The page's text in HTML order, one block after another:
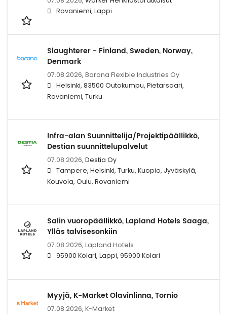
Rovaniemi, Lappi
Slaughterer - Finland, Sweden, Norway,
Denmark
07.08.2026, Barona Flexible Industries Oy
Helsinki, 83500 Outokumpu, Pietarsaari,
Rovaniemi, Turku
Infra-alan Suunnittelija/Projektipäällikkö,
Destian suunnittelupalvelut
07.08.2026, Destia Oy
Tampere, Helsinki, Turku, Kuopio, Jyväskylä,
Kouvola, Oulu, Rovaniemi
Salin vuoropäällikkö, Lapland Hotels Saaga,
Ylläs talvisesonkiin
07.08.2026, Lapland Hotels
95900 Kolari, Lappi, 95900 Kolari
Myyjä, K-Market Olavinlinna, Tornio
07.08.2026, K-Market